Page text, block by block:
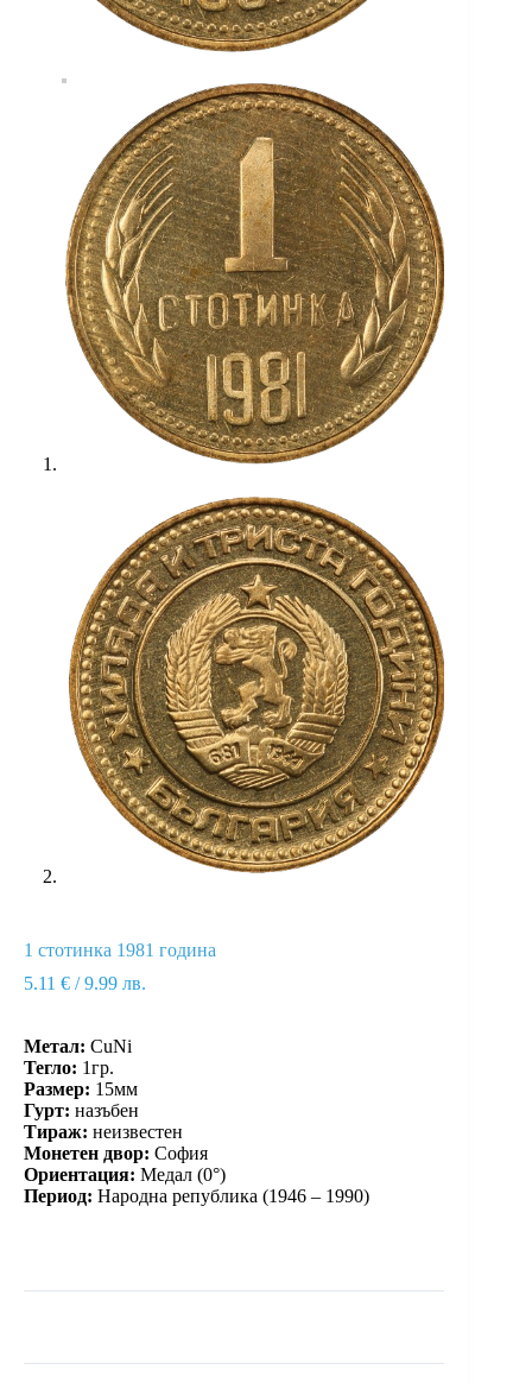
1 стотинка 1981 година
5.11 € / 9.99 лв.
Метал: CuNi
Тегло: 1гр.
Размер: 15мм
Гурт: назъбен
Тираж: неизвестен
Монетен двор: София
Ориентация: Медал (0°)
Период: Народна република (1946 – 1990)